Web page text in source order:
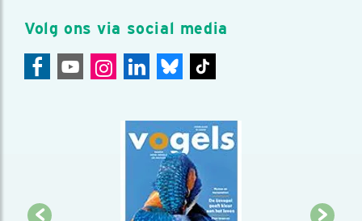
Volg ons via social media